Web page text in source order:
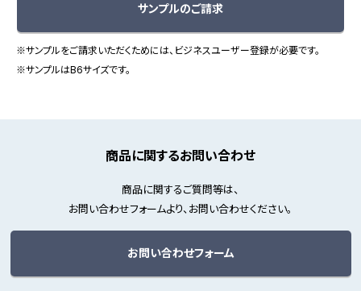
サンプルのご請求
※サンプルをご請求いただくためには、ビジネスユーザー登録が必要です。
※サンプルはB6サイズです。
商品に関するお問い合わせ
商品に関するご質問等は、
お問い合わせフォームより、お問い合わせください。
お問い合わせフォーム